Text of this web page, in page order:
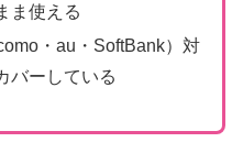
ま使える
・au・SoftBank）対
バーしている